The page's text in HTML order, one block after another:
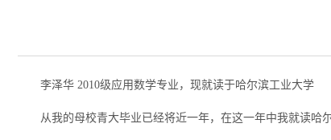
李泽华 2010级应用数学专业，现就读于哈尔滨工业大学
从我的母校青大毕业已经将近一年，在这一年中我就读哈